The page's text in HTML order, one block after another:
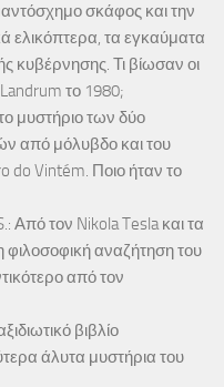
σκάφος και την
ελικόπτερα, τα εγκαύματα
κυβέρνησης. Τι βίωσαν οι
το 1980;
μυστήριο των δύο
από μόλυβδο και του
do Vintém. Ποιο ήταν το
Από τον Nikola Tesla και τα
αναζήτηση του
από τον
βιβλίο
άλυτα μυστήρια του